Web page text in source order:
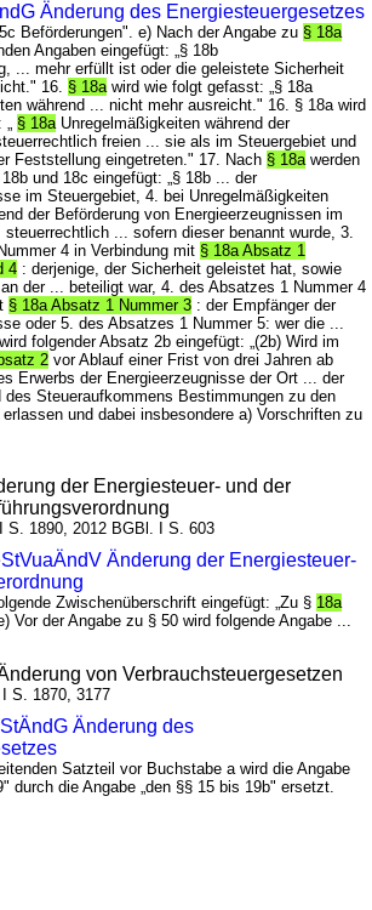
Änderung des Energiesteuergesetzes
Beförderungen". e) Nach der Angabe zu § 18a
Angaben eingefügt: „§ 18b
... mehr erfüllt ist oder die geleistete Sicherheit
16. § 18awird wie folgt gefasst: „§ 18a
während ... nicht mehr ausreicht." 16. § 18a wird
„ § 18aUnregelmäßigkeiten während der
freien ... sie als im Steuergebiet und
Feststellung eingetreten." 17. Nach § 18awerden
und 18c eingefügt: „§ 18b ... der
im Steuergebiet, 4. bei Unregelmäßigkeiten
der Beförderung von Energieerzeugnissen im
... sofern dieser benannt wurde, 3.
4 in Verbindung mit § 18a Absatz 1
4 : derjenige, der Sicherheit geleistet hat, sowie
der ... beteiligt war, 4. des Absatzes 1 Nummer 4
§ 18a Absatz 1 Nummer 3 : der Empfänger der
oder 5. des Absatzes 1 Nummer 5: wer die ...
folgender Absatz 2b eingefügt: „(2b) Wird im
2 vor Ablauf einer Frist von drei Jahren ab
Erwerbs der Energieerzeugnisse der Ort ... der
des Steueraufkommens Bestimmungen zu den
erlassen und dabei insbesondere a) Vorschriften zu
der Energiesteuer- und der
S. 1890, 2012 BGBl. I S. 603
Änderung der Energiesteuer-
Zwischenüberschrift eingefügt: „Zu § 18a
Vor der Angabe zu § 50 wird folgende Angabe ...
von Verbrauchsteuergesetzen
S. 1870, 3177
Änderung des
Satzteil vor Buchstabe a wird die Angabe
durch die Angabe „den §§ 15 bis 19b" ersetzt.